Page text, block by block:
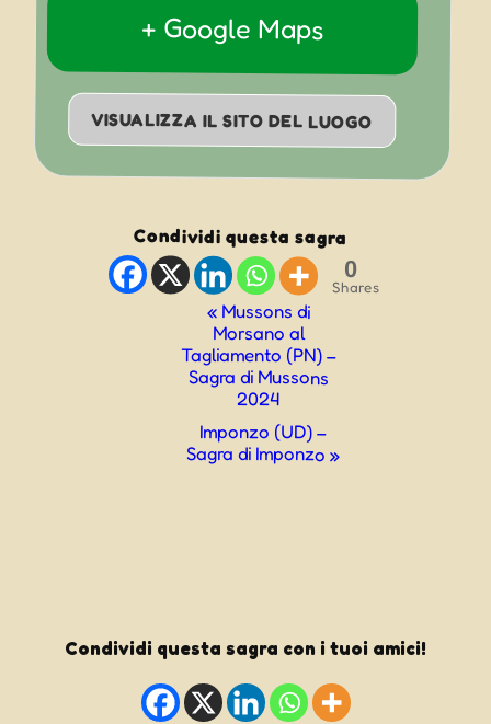
+ Google Maps
VISUALIZZA IL SITO DEL LUOGO
Condividi questa sagra
0
Shares
Navigazione
« Mussons di
Morsano al
Tagliamento (PN) –
Sagra di Mussons
2024
Imponzo (UD) –
Sagra di Imponzo»
Condividi questa sagra con i tuoi amici!